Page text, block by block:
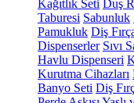
Kağıtlık Seti Duş
Taburesi Sabunluk
Pamukluk Diş
Dispenserler Sıvı
Havlu Dispenseri
Kurutma Cihazları
Banyo Seti Diş